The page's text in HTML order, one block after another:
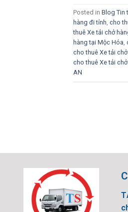
Posted in Blog Tin
hàng đi tỉnh, cho
thuê Xe tải chở
hàng tại Mộc Hóa,
cho thuê Xe tải
cho thuê Xe tải
AN